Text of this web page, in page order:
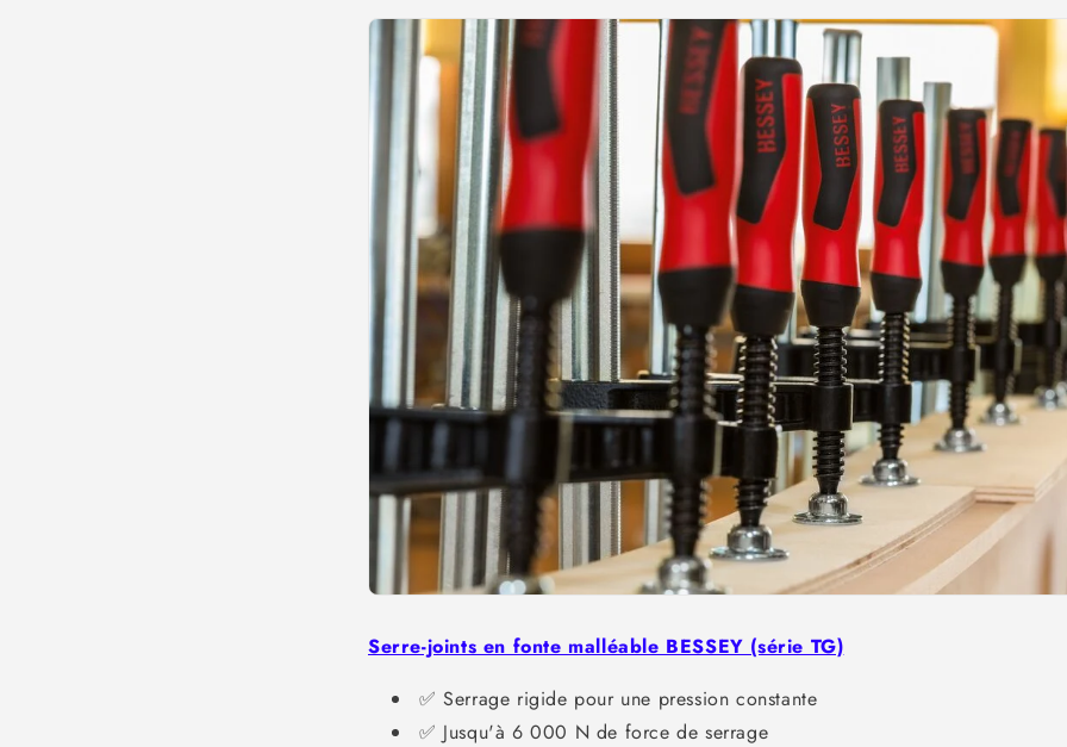
Serre-joints en fonte malléable BESSEY (série TG)
✅ Serrage rigide pour une pression constante
✅ Jusqu'à 6 000 N de force de serrage